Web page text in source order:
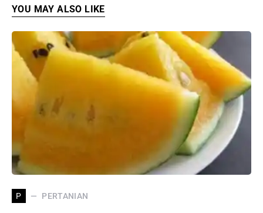
YOU MAY ALSO LIKE
P PERTANIAN